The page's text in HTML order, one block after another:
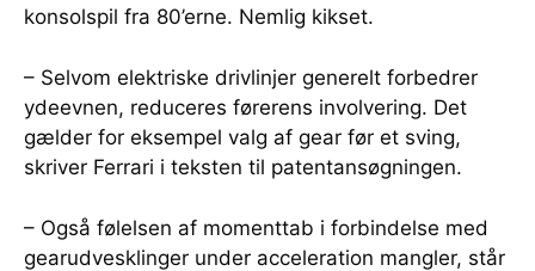
konsolspil fra 80’erne. Nemlig kikset.
– Selvom elektriske drivlinjer generelt forbedrer
ydeevnen, reduceres førerens involvering. Det
gælder for eksempel valg af gear før et sving,
skriver Ferrari i teksten til patentansøgningen.
– Også følelsen af momenttab i forbindelse med
gearudvesklinger under acceleration mangler, står